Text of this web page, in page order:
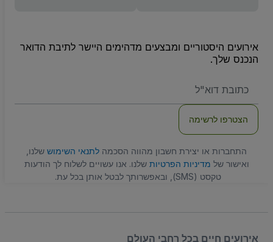
אירועים היסטוריים ומבצעים מדהימים היישר לתיבת הדואר
הנכנס שלך.
שלכם
הצטרפו לרשימה
התחברות או יצירת חשבון מהווה הסכמה לתנאי השימוש שלנו,
ואישור של מדיניות הפרטיות שלנו. אנו עשויים לשלוח לך הודעות
טקסט (SMS), ובאפשרותך לבטל אותן בכל עת.
אירועים חיים בכל רחבי העולם